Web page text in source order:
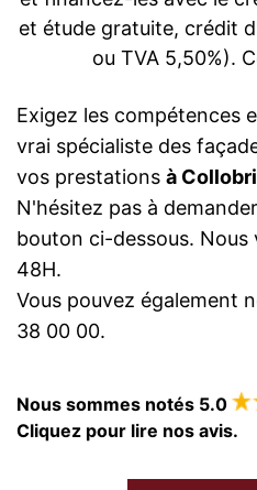
et étude gratuite, crédit
ou TVA 5,50%).
Exigez les compétences
vrai spécialiste des
vos prestations à
N'hésitez pas à
bouton ci-dessous.
48H.
Vous pouvez également
38 00 00.
Nous sommes notés 5.0
Cliquez pour lire nos avis.